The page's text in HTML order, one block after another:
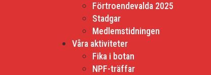
Förtroendevalda 2025
Stadgar
Medlemstidningen
Våra aktiviteter
Fika i botan
NPF-träffar